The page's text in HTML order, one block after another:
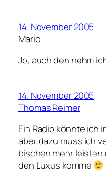
14. November 2005
Mario
Jo, auch den nehm
14. November 2005
Thomas Reimer
Ein Radio könnte ich
aber dazu muss ich
bischen mehr leisten
den Luxus komme